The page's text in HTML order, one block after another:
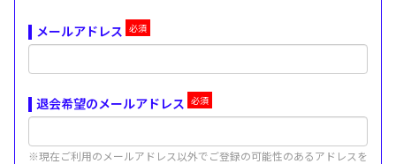
メールアドレス
退会希望のメールアドレス
※現在ご利用のメールアドレス以外でご登録の可能性のあるアドレスを